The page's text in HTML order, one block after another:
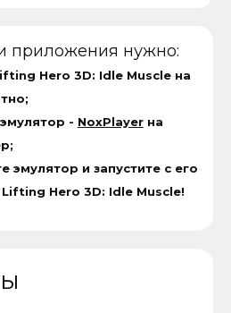
приложения нужно:
Hero 3D: Idle Muscle на
- NoxPlayerна
эмулятор и запустите с его
Hero 3D: Idle Muscle!